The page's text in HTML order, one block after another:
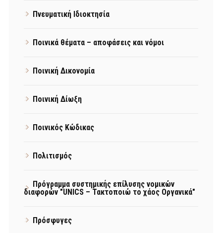
Πνευματική Ιδιοκτησία
Ποινικά θέματα – αποφάσεις και νόμοι
Ποινική Δικονομία
Ποινική Δίωξη
Ποινικός Κώδικας
Πολιτισμός
Πρόγραμμα συστημικής επίλυσης νομικών
διαφορών "UNICS – Τακτοποιώ το χάος Οργανικά"
Πρόσφυγες